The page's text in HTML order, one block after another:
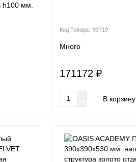
h100 мм.
93719
Много
171172 ₽
В корзину